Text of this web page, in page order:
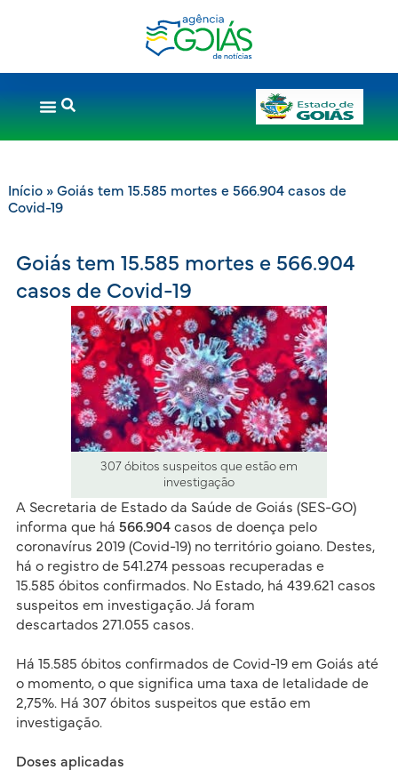
Início» Goiás tem 15.585 mortes e 566.904 casos de
Covid-19
Goiás tem 15.585 mortes e 566.904
casos de Covid-19
307 óbitos suspeitos que estão em
investigação
A Secretaria de Estado da Saúde de Goiás (SES-GO)
informa que há 566.904 casos de doença pelo
coronavírus 2019 (Covid-19) no território goiano. Destes,
há o registro de 541.274 pessoas recuperadas e
15.585 óbitos confirmados. No Estado, há 439.621 casos
suspeitos em investigação. Já foram
descartados 271.055 casos.​
Há 15.585 óbitos confirmados de Covid-19 em Goiás até
o momento, o que significa uma taxa de letalidade de
2,75%. Há 307 óbitos suspeitos que estão em
investigação.
Doses aplicadas